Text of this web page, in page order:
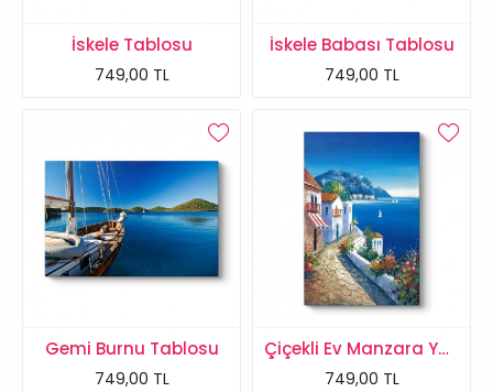
İskele Tablosu
749,00 TL
İskele Babası Tablosu
749,00 TL
Gemi Burnu Tablosu
749,00 TL
Çiçekli Ev Manzara Yağlıboya Tablosu
749,00 TL